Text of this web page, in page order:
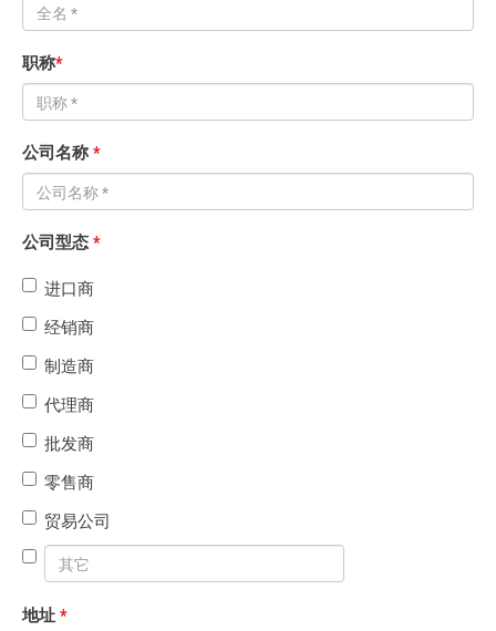
职称*
公司名称*
公司型态 *
进口商
经销商
制造商
代理商
批发商
零售商
贸易公司
地址 *